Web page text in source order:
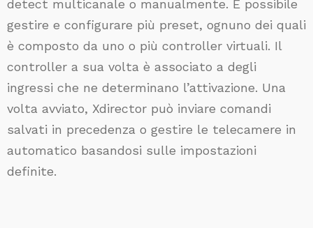
detect multicanale o manualmente. È possibile
gestire e configurare più preset, ognuno dei quali
è composto da uno o più controller virtuali. Il
controller a sua volta è associato a degli
ingressi che ne determinano l’attivazione. Una
volta avviato, Xdirector può inviare comandi
salvati in precedenza o gestire le telecamere in
automatico basandosi sulle impostazioni
definite.